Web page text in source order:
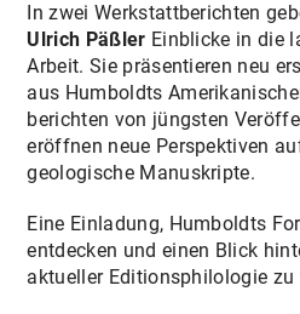
In zwei Werkstattberichten
Ulrich Päßler Einblicke in die
Arbeit. Sie präsentieren neu
aus Humboldts
berichten von jüngsten
eröffnen neue Perspektiven
geologische Manuskripte.
Eine Einladung, Humboldts
entdecken und einen Blick
aktueller Editionsphilologie zu